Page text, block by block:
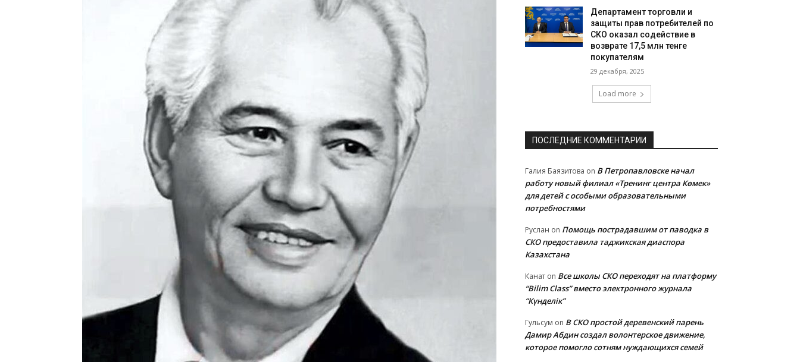
Департамент торговли и
защиты прав потребителей по
СКО оказал содействие в
возврате 17,5 млн тенге
покупателям
29 декабря, 2025
Load more
ПОСЛЕДНИЕ КОММЕНТАРИИ
Галия Баязитова on В Петропавловске начал
работу новый филиал «Тренинг центра Көмек»
для детей с особыми образовательными
потребностями
Руслан on Помощь пострадавшим от паводка в
СКО предоставила таджикская диаспора
Казахстана
Канат on Все школы СКО переходят на платформу
“Bilim Class” вместо электронного журнала
“Күнделік”
Гульсум on В СКО простой деревенский парень
Дамир Абдин создал волонтерское движение,
которое помогло сотням нуждающихся семей